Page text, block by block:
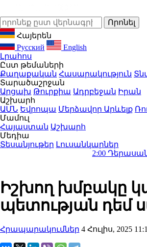
Հայերեն
Русский
English
Լրահոս
Ըստ թեմաների
Քաղաքական Հասարակություն
Տարածաշրջան
Արցախ Թուրքիա Ադրբեջան Իրան
Աշխարհ
ԱՄՆ Եվրոպա Մերձավոր Արևելք
Մամուլ
Հայաստան Աշխարհ
Մեդիա
Տեսանյութեր Լուսանկարներ
Դերասանին
Իշխող խմբակը
պետության դեմ
Հրապարակումներ 4 Հուլիս, 2025